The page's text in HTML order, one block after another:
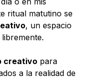
ritual matutino se
, un espacio
creativo para
a la realidad de